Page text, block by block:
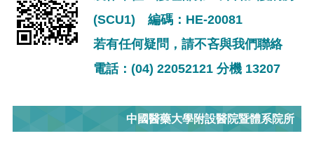
(SCU1) 編碼：HE-20081
若有任何疑問，請不吝與我們聯絡
電話：(04) 22052121 分機 13207
中國醫藥大學附設醫院暨體系院所